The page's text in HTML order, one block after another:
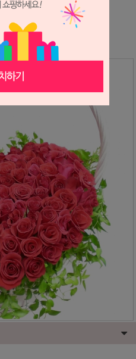
가격이 달라질 수 있으니
바랍니다.